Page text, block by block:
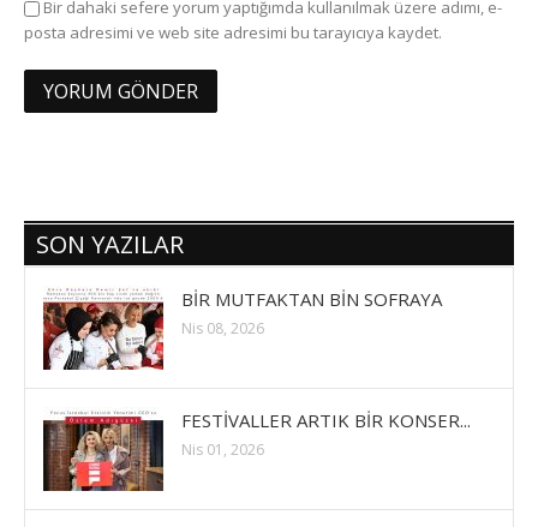
Bir dahaki sefere yorum yaptığımda kullanılmak üzere adımı, e-
posta adresimi ve web site adresimi bu tarayıcıya kaydet.
SON YAZILAR
BİR MUTFAKTAN BİN SOFRAYA
Nis 08, 2026
FESTİVALLER ARTIK BİR KONSER...
Nis 01, 2026